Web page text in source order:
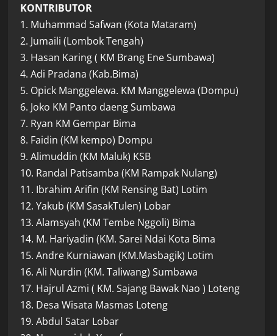
KONTRIBUTOR
1. Muhammad Safwan (Kota Mataram)
2. Jumaili (Lombok Tengah)
3. Hasan Karing ( KM Brang Ene Sumbawa)
4. Adi Pradana (Kab.Bima)
5. Opick Manggelewa. KM Manggelewa (Dompu)
6. Joko KM Panto daeng Sumbawa
7. Ryan KM Gempar Bima
8. Faidin (KM kempo) Dompu
9. Alimuddin (KM Maluk) KSB
10. Randal Patisamba (KM Rampak Nulang)
11. Ibrahim Arifin (KM Rensing Bat) Lotim
12. Yakub (KM SasakTulen) Lobar
13. Alamsyah (KM Tembe Nggoli) Bima
14. M. Hariyadin (KM. Sarei Ndai Kota Bima
15. Andre Kurniawan (KM.Masbagik) Lotim
16. Ali Nurdin (KM. Taliwang) Sumbawa
17. Hajrul Azmi ( KM. Sajang Bawak Nao ) Loteng
18. Desa Wisata Masmas Loteng
19. Abdul Satar Lobar